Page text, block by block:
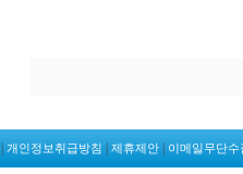
개인정보취급방침 제휴제안 이메일무단수